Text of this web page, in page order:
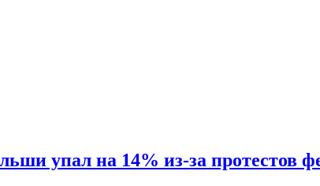
упал на 14% из-за протестов